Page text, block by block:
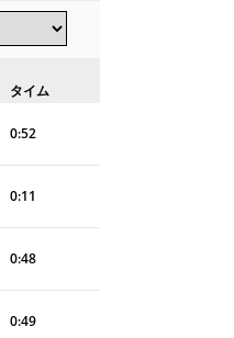
タイム
0:52
0:11
0:48
0:49